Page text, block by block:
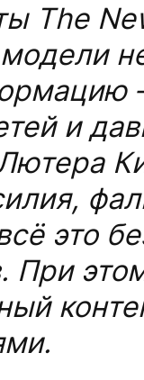
The
и
это
При